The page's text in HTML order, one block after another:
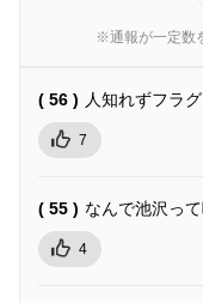
※通報が一定数
( 56 ) 人知れずフラ
7
( 55 ) なんで池沢っ
4